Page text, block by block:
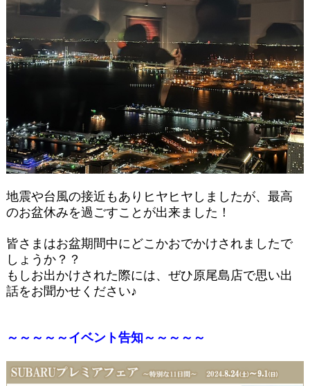
地震や台風の接近もありヒヤヒヤしましたが、最高
のお盆休みを過ごすことが出来ました！
皆さまはお盆期間中にどこかおでかけされましたで
しょうか？？
もしお出かけされた際には、ぜひ原尾島店で思い出
話をお聞かせください♪
～～～～～イベント告知～～～～～